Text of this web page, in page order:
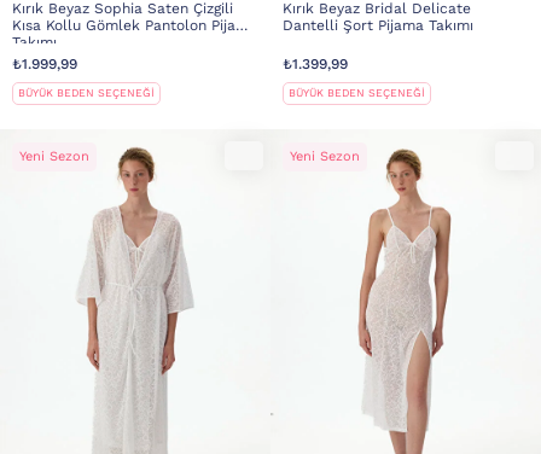
Kırık Beyaz Sophia Saten Çizgili
Kısa Kollu Gömlek Pantolon Pijama
Takımı
₺1.999,99
BÜYÜK BEDEN SEÇENEĞİ
Kırık Beyaz Bridal Delicate
Dantelli Şort Pijama Takımı
₺1.399,99
BÜYÜK BEDEN SEÇENEĞİ
Yeni Sezon Yeni Sezon